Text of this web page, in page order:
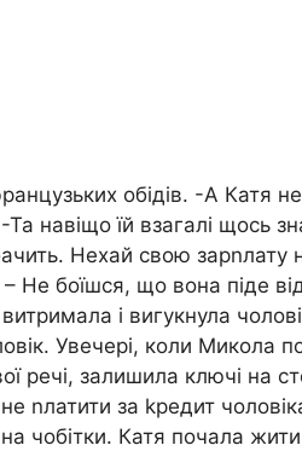
обідів. -А Катя
навіщо їй взагалі щось
Нехай свою зарnлату
Не боїшся, що вона піде
і вигукнула
Увечері, коли Микола
речі, залишила ключі на
nлатити за kредит
чобітки. Катя почала